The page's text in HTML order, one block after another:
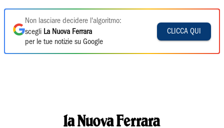
Non lasciare decidere l'algoritmo:
scegli La Nuova Ferrara
per le tue notizie su Google
CLICCA QUI